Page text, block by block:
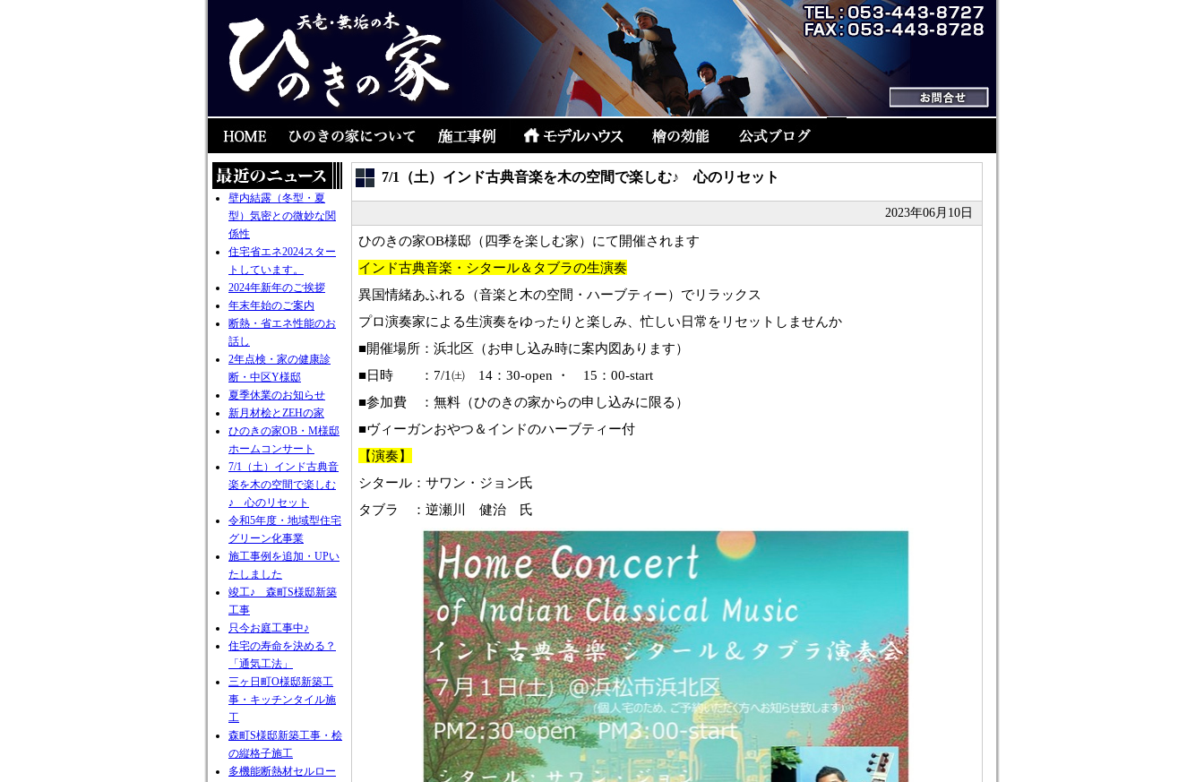
壁内結露（冬型・夏
型）気密との微妙な関
係性
住宅省エネ2024スター
トしています。
2024年新年のご挨拶
年末年始のご案内
断熱・省エネ性能のお
話し
2年点検・家の健康診
断・中区Y様邸
夏季休業のお知らせ
新月材桧とZEHの家
ひのきの家OB・M様邸
ホームコンサート
7/1（土）インド古典音
楽を木の空間で楽しむ
♪ 心のリセット
令和5年度・地域型住宅
グリーン化事業
施工事例を追加・UPい
たしました
竣工♪ 森町S様邸新築
工事
只今お庭工事中♪
住宅の寿命を決める？
「通気工法」
三ヶ日町O様邸新築工
事・キッチンタイル施
工
森町S様邸新築工事・桧
の縦格子施工
多機能断熱材セルロー
7/1（土）インド古典音楽を木の空間で楽しむ♪ 心のリセット
2023年06月10日
ひのきの家OB様邸（四季を楽しむ家）にて開催されます
インド古典音楽・シタール＆タブラの生演奏
異国情緒あふれる（音楽と木の空間・ハーブティー）でリラックス
プロ演奏家による生演奏をゆったりと楽しみ、忙しい日常をリセットしませんか
■開催場所：浜北区（お申し込み時に案内図あります）
■日時 ：7/1㈯ 14：30-open ・ 15：00-start
■参加費 ：無料（ひのきの家からの申し込みに限る）
■ヴィーガンおやつ＆インドのハーブティー付
【演奏】
シタール：サワン・ジョン氏
タブラ ：逆瀬川 健治 氏